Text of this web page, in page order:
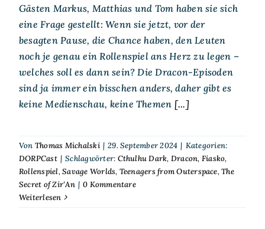
Gästen Markus, Matthias und Tom haben sie sich
eine Frage gestellt: Wenn sie jetzt, vor der
besagten Pause, die Chance haben, den Leuten
noch je genau ein Rollenspiel ans Herz zu legen –
welches soll es dann sein? Die Dracon-Episoden
sind ja immer ein bisschen anders, daher gibt es
keine Medienschau, keine Themen [...]
Von Thomas Michalski | 29. September 2024 | Kategorien:
DORPCast | Schlagwörter: Cthulhu Dark, Dracon, Fiasko,
Rollenspiel,Savage Worlds, Teenagers from Outerspace,The
Secret of Zir'An | 0 Kommentare
Weiterlesen